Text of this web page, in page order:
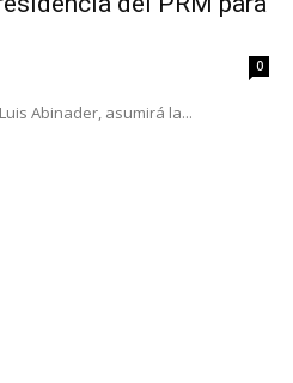
0
Abinader, asumirá la...